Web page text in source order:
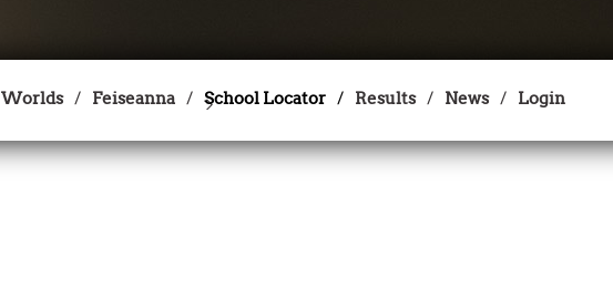
Worlds Feiseanna School Locator Results News Login